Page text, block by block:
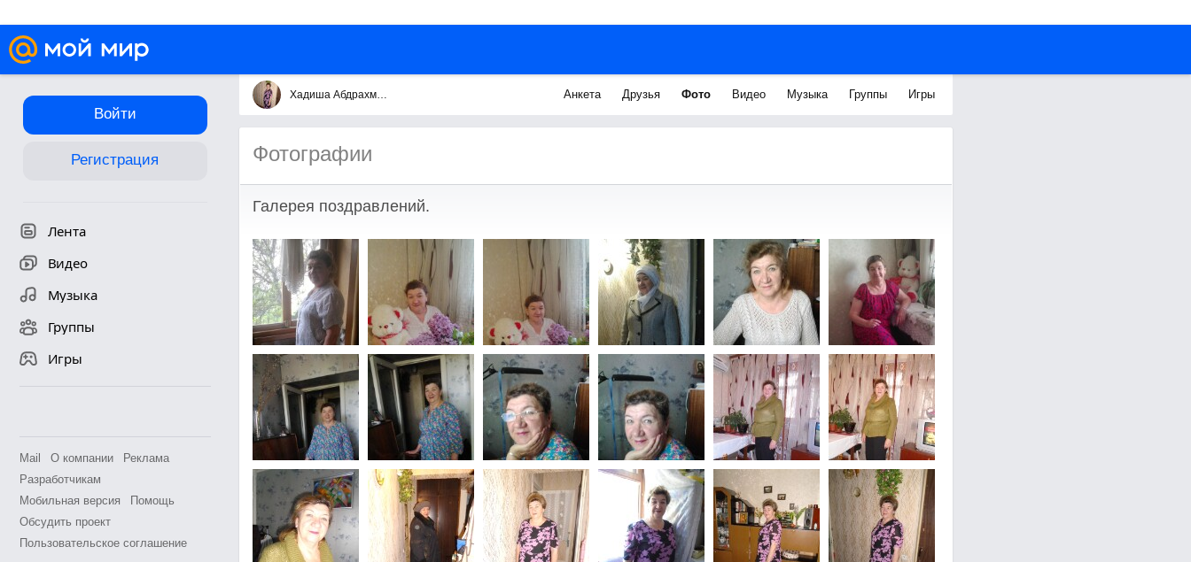
Войти
Регистрация
Лента
Видео
Музыка
Группы
Игры
Mail О компании
Реклама
Разработчикам
Мобильная версия
Помощь
Обсудить проект
Пользовательское соглашение
Хадиша Абдрахманова Анкета Друзья Фото Видео Музыка Группы Игры
Фотографии
Галерея поздравлений.